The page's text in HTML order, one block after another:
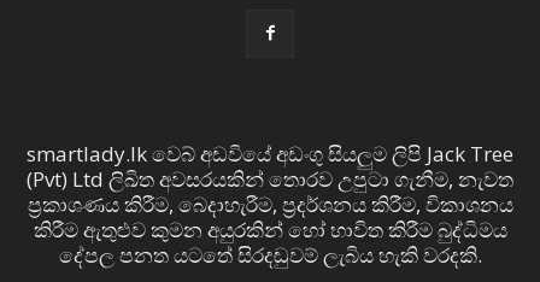
smartlady.lk වෙබ් අඩවියේ අඩංගු සියලුම ලිපි Jack Tree
(Pvt) Ltd ලිඛිත අවසරයකින් තොරව උපුටා ගැනීම, නැවත
ප්‍රකාශණය කිරීම, බෙදාහැරීම, ප්‍රදර්ශනය කිරීම, විකාශනය
කිරීම ඇතුළුව කුමන අයුරකින් හෝ භාවිත කිරීම බුද්ධිමය
දේපල පනත යටතේ සිරදඬුවම් ලැබිය හැකි වරදකි.